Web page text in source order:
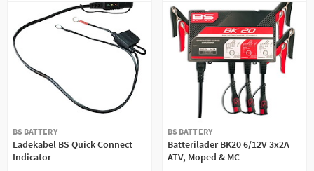
BS BATTERY
Ladekabel BS Quick Connect
Indicator
BS BATTERY
Batterilader BK20 6/12V 3x2A
ATV, Moped & MC